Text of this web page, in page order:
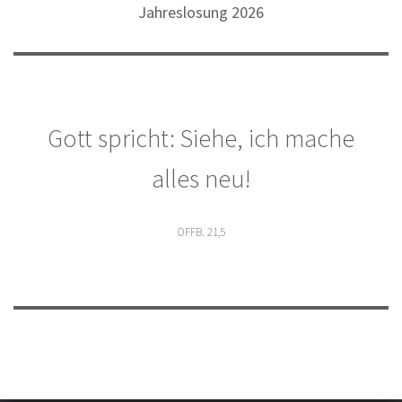
Beiträge
Jahreslosung 2026
Gott spricht: Siehe, ich mache
alles neu!
OFFB. 21,5